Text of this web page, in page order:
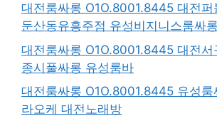
대전룸싸롱 O1O.8001.8445 대전퍼
둔산동유흥주점 유성비지니스룸싸롱
대전룸싸롱 O1O.8001.8445 대전서
종시풀싸롱 유성룸바
대전룸싸롱 O1O.8001.8445 유성룸
라오케 대전노래방